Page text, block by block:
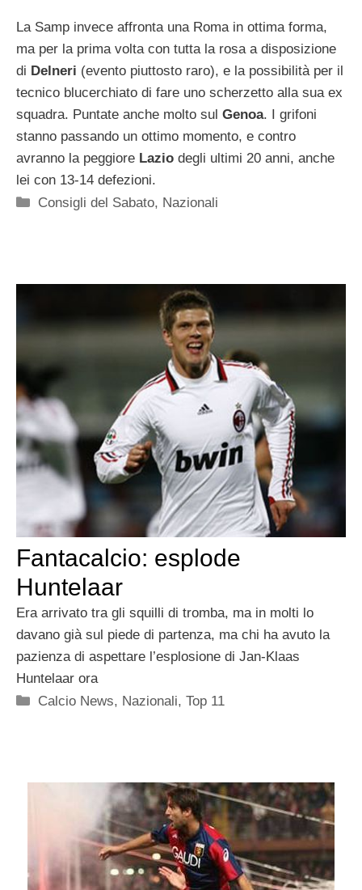
La Samp invece affronta una Roma in ottima forma,
ma per la prima volta con tutta la rosa a disposizione
di Delneri (evento piuttosto raro), e la possibilità per il
tecnico blucerchiato di fare uno scherzetto alla sua ex
squadra. Puntate anche molto sul Genoa. I grifoni
stanno passando un ottimo momento, e contro
avranno la peggiore Lazio degli ultimi 20 anni, anche
lei con 13-14 defezioni.
Categorie
Consigli del Sabato, Nazionali
Fantacalcio: esplode
Huntelaar
Era arrivato tra gli squilli di tromba, ma in molti lo
davano già sul piede di partenza, ma chi ha avuto la
pazienza di aspettare l’esplosione di Jan-Klaas
Huntelaar ora
Categorie
Calcio News, Nazionali,Top 11